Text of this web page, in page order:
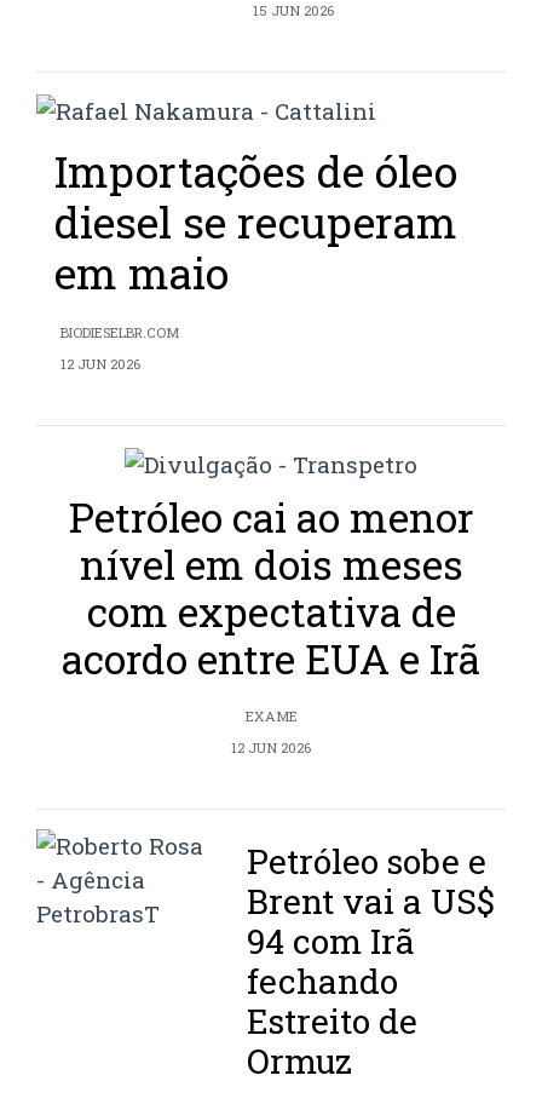
15 JUN 2026
Importações de óleo
diesel se recuperam
em maio
BIODIESELBR.COM
12 JUN 2026
Petróleo cai ao menor
nível em dois meses
com expectativa de
acordo entre EUA e Irã
EXAME
12 JUN 2026
Petróleo sobe e
Brent vai a US$
94 com Irã
fechando
Estreito de
Ormuz